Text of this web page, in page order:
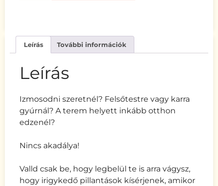
Leírás További információk
Leírás
Izmosodni szeretnél? Felsőtestre vagy karra
gyúrnál? A terem helyett inkább otthon
edzenél?
Nincs akadálya!
Valld csak be, hogy legbelül te is arra vágysz,
hogy irigykedő pillantások kísérjenek, amikor